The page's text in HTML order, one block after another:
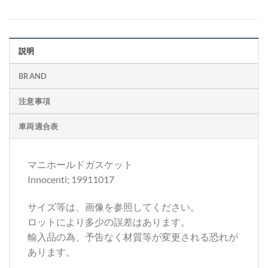
説明
BRAND
注意事項
車両適合表
マニホールドガスケット
Innocenti; 19911017
サイズ等は、画像を参照してください。
ロットにより多少の誤差はあります。
輸入品の為、予告なく材質等が変更される恐れが
あります。